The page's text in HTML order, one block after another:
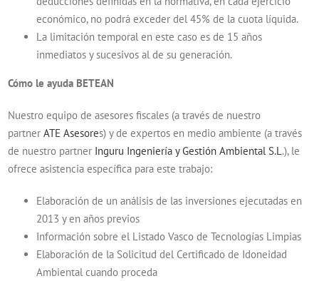
económico, no podrá exceder del 45% de la cuota líquida.
La limitación temporal en este caso es de 15 años
inmediatos y sucesivos al de su generación.
Cómo le ayuda BETEAN
Nuestro equipo de asesores fiscales (a través de nuestro
partnerATE Asesores) y de expertos en medio ambiente (a través
de nuestro partner Inguru Ingeniería y Gestión Ambiental S.L.), le
ofrece asistencia específica para este trabajo:
Elaboración de un análisis de las inversiones ejecutadas en
2013 y en años previos
Información sobre el Listado Vasco de Tecnologías Limpias
Elaboración de la Solicitud del Certificado de Idoneidad
Ambiental cuando proceda